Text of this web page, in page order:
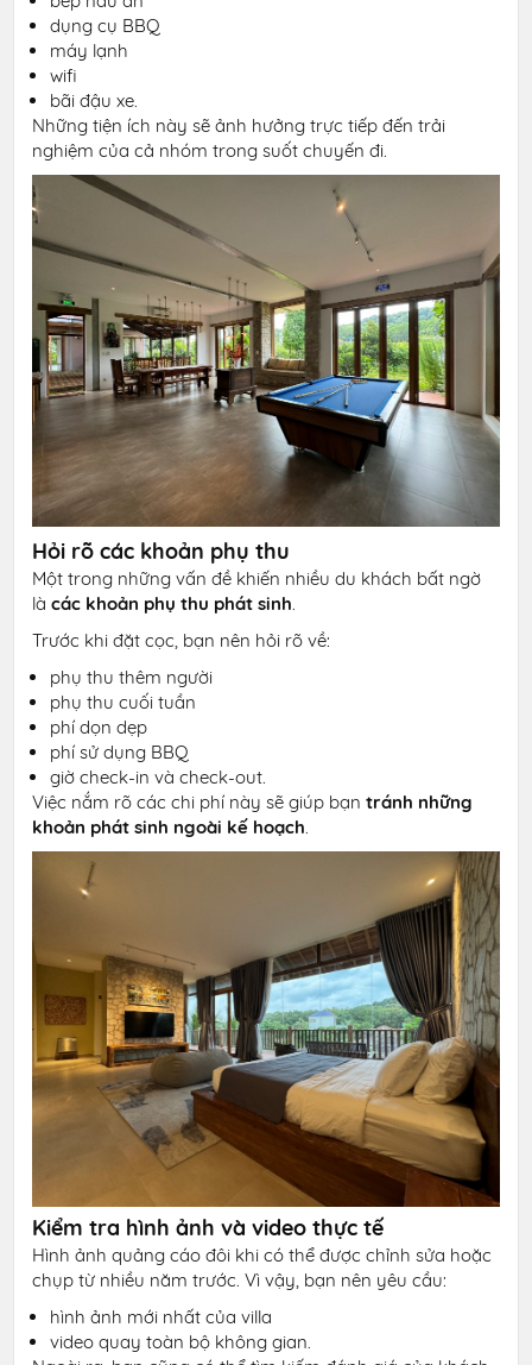
dụng cụ BBQ
máy lạnh
wifi
bãi đậu xe.
Những tiện ích này sẽ ảnh hưởng trực tiếp đến trải
nghiệm của cả nhóm trong suốt chuyến đi.
Hỏi rõ các khoản phụ thu
Một trong những vấn đề khiến nhiều du khách bất ngờ
làcác khoản phụ thu phát sinh
Trước khi đặt cọc, bạn nên hỏi rõ về:
phụ thu thêm người
phụ thu cuối tuần
phí dọn dẹp
phí sử dụng BBQ
giờ check-in và check-out.
Việc nắm rõ các chi phí này sẽ giúp bạntránh những
khoản phát sinh ngoài kế hoạch
Kiểm tra hình ảnh và video thực tế
Hình ảnh quảng cáo đôi khi có thể được chỉnh sửa hoặc
chụp từ nhiều năm trước. Vì vậy, bạn nên yêu cầu:
hình ảnh mới nhất của villa
video quay toàn bộ không gian.